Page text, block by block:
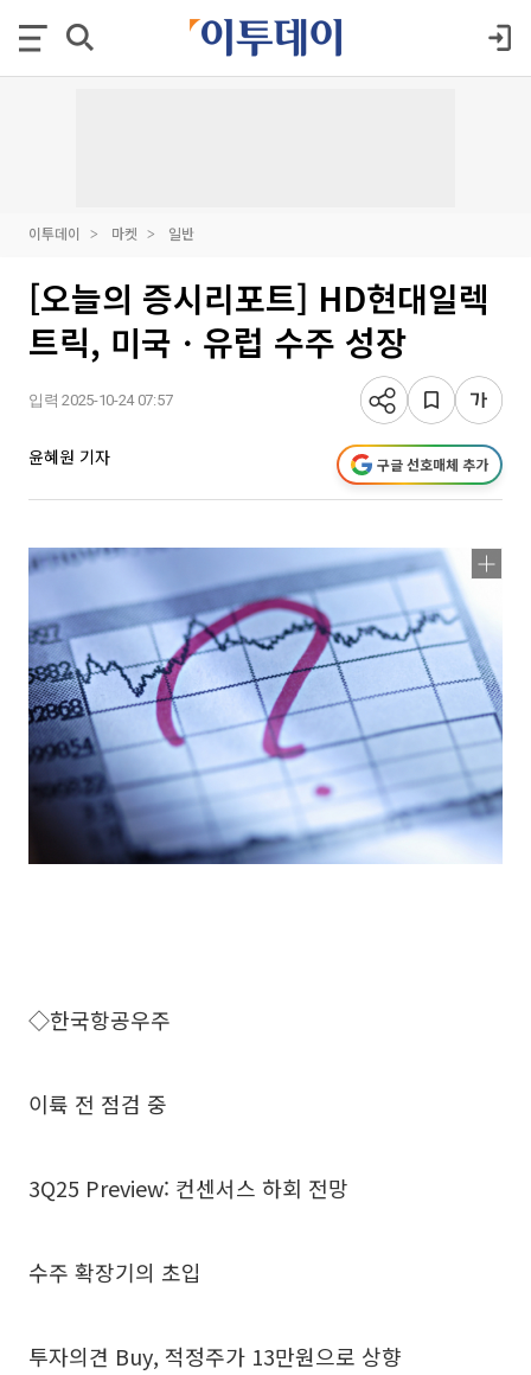
이투데이 마켓 일반
[오늘의 증시리포트] HD현대일렉
트릭, 미국ㆍ유럽 수주 성장
입력 2025-10-24 07:57
윤혜원 기자 구글 선호매체 추가
◇한국항공우주
이륙 전 점검 중
3Q25 Preview: 컨센서스 하회 전망
수주 확장기의 초입
투자의견 Buy, 적정주가 13만원으로 상향